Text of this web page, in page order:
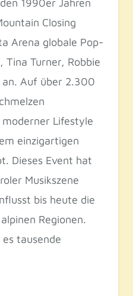
1990er Jahren
Closing
Arena globale Pop-
Tina Turner, Robbie
an. Auf über 2.300
Lifestyle
einzigartigen
Dieses Event hat
Musikszene
bis heute die
Regionen.
tausende